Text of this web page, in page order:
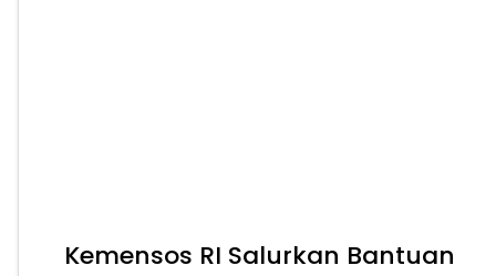
Kemensos RI Salurkan Bantuan